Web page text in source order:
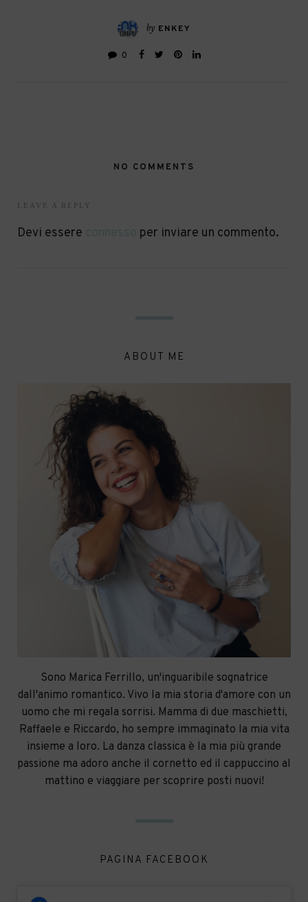
by ENKEY
0
NO COMMENTS
LEAVE A REPLY
Devi essere per inviare un commento.
ABOUT ME
Sono Marica Ferrillo, un'inguaribile sognatrice
dall'animo romantico. Vivo la mia storia d'amore con un
uomo che mi regala sorrisi. Mamma di due maschietti,
Raffaele e Riccardo, ho sempre immaginato la mia vita
insieme a loro. La danza classica è la mia più grande
passione ma adoro anche il cornetto ed il cappuccino al
mattino e viaggiare per scoprire posti nuovi!
PAGINA FACEBOOK